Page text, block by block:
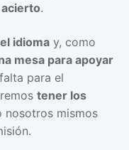
.
idioma y, como
mesa para apoyar
para el
tener los
nosotros mismos